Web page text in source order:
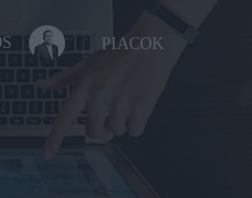
PIACOK